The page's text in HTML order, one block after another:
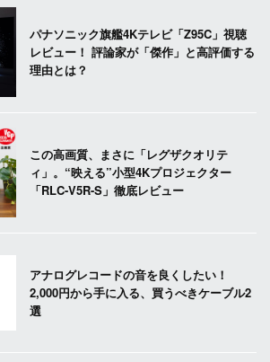
パナソニック旗艦4Kテレビ「Z95C」視聴
レビュー！ 評論家が「傑作」と高評価する
理由とは？
この高画質、まさに「レグザクオリテ
ィ」。“映える”小型4Kプロジェクター
「RLC-V5R-S」徹底レビュー
アナログレコードの音を良くしたい！
2,000円から手に入る、買うべきケーブル2
選